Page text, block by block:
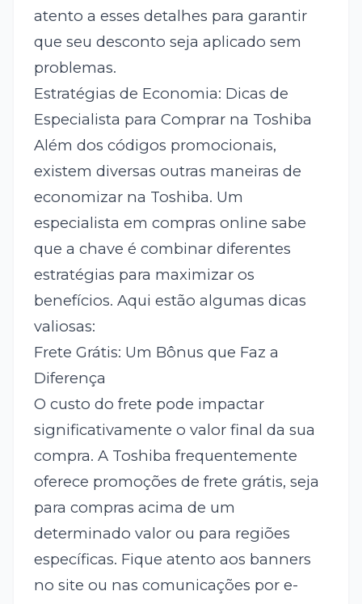
atento a esses detalhes para garantir
que seu desconto seja aplicado sem
problemas.
Estratégias de Economia: Dicas de
Especialista para Comprar na Toshiba
Além dos códigos promocionais,
existem diversas outras maneiras de
economizar na Toshiba. Um
especialista em compras online sabe
que a chave é combinar diferentes
estratégias para maximizar os
benefícios. Aqui estão algumas dicas
valiosas:
Frete Grátis: Um Bônus que Faz a
Diferença
O custo do frete pode impactar
significativamente o valor final da sua
compra. A Toshiba frequentemente
oferece promoções de frete grátis, seja
para compras acima de um
determinado valor ou para regiões
específicas. Fique atento aos banners
no site ou nas comunicações por e-